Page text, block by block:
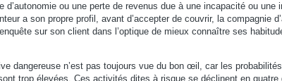
d’autonomie ou une perte de revenus due à une incapacité ou une
a son propre profil, avant d’accepter de couvrir, la compagnie
sur son client dans l’optique de mieux connaître ses
dangereuse n’est pas toujours vue du bon œil, car les
trop élevées. Ces activités dites à risque se déclinent en quatre